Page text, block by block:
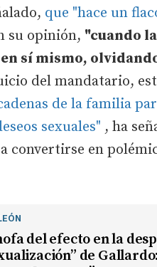
que "hace un
su opinión, "cuando
sí mismo,
del mandatario,
de la familia
sexuales" , ha
convertirse en
del efecto en la
de